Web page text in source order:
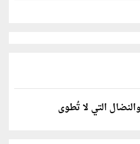
التي لا تُطوى